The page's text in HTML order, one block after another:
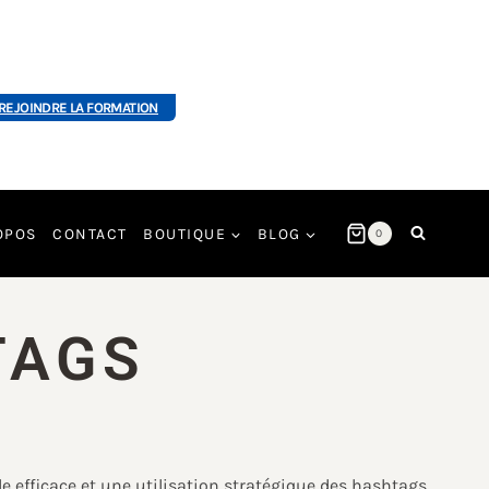
REJOINDRE LA FORMATION
CONTACT BOUTIQUE BLOG 0